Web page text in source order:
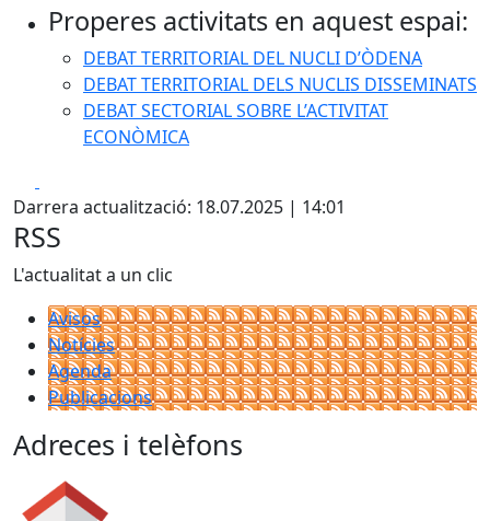
Properes activitats en aquest espai:
DEBAT TERRITORIAL DEL NUCLI D’ÒDENA
DEBAT TERRITORIAL DELS NUCLIS DISSEMINATS
DEBAT SECTORIAL SOBRE L’ACTIVITAT
ECONÒMICA
Darrera actualització: 18.07.2025 | 14:01
RSS
L'actualitat a un clic
Avisos
Notícies
Agenda
Publicacions
Adreces i telèfons